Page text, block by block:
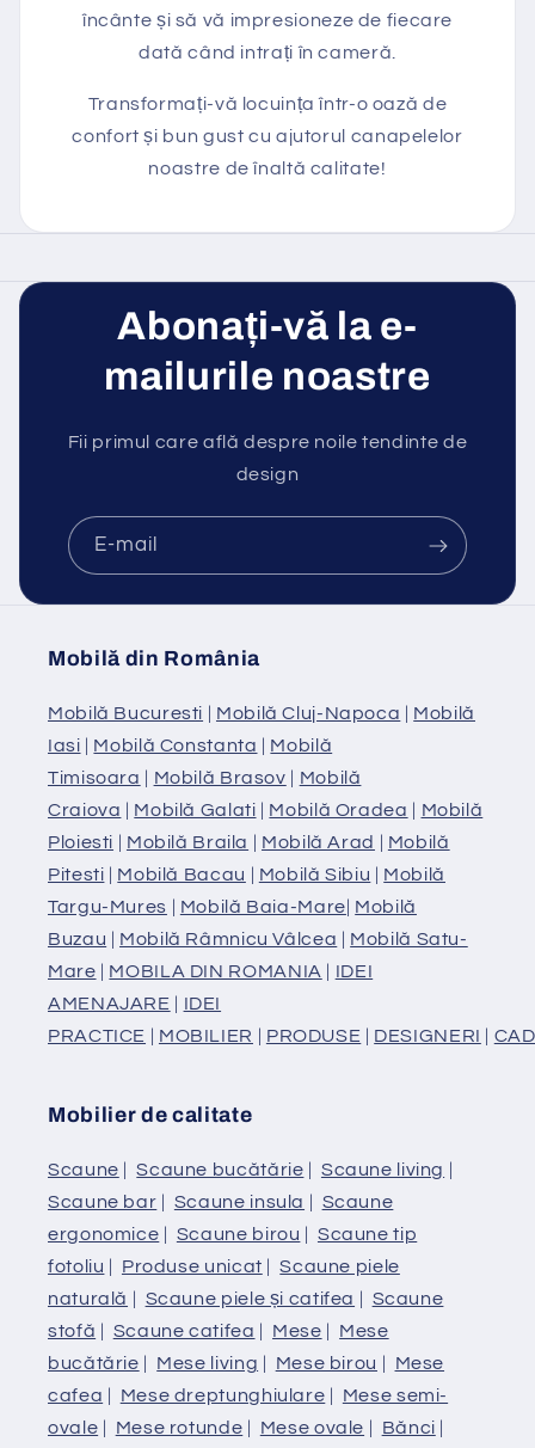
încânte și să vă impresioneze de fiecare
dată când intrați în cameră.
Transformați-vă locuința într-o oază de
confort și bun gust cu ajutorul canapelelor
noastre de înaltă calitate!
Abonați-vă la e-
mailurile noastre
Fii primul care află despre noile tendinte de
design
E-mail
Mobilă din România
Mobilă Bucuresti | Mobilă Cluj-Napoca | Mobilă
Iasi | Mobilă Constanta | Mobilă
Timisoara | Mobilă Brasov | Mobilă
Craiova | Mobilă Galati | Mobilă Oradea | Mobilă
Ploiesti | Mobilă Braila | Mobilă Arad | Mobilă
Pitesti | Mobilă Bacau | Mobilă Sibiu | Mobilă
Targu-Mures | Mobilă Baia-Mare| Mobilă
Buzau | Mobilă Râmnicu Vâlcea | Mobilă Satu-
Mare | MOBILA DIN ROMANIA | IDEI
AMENAJARE | IDEI
PRACTICE | MOBILIER | PRODUSE | DESIGNERI |
Mobilier de calitate
Scaune |Scaune bucătărie | Scaune living |
Scaune bar | Scaune insula | Scaune
ergonomice | Scaune birou | Scaune tip
fotoliu | Produse unicat |Scaune piele
naturală | Scaune piele și catifea | Scaune
stofă | Scaune catifea | Mese | Mese
bucătărie | Mese living | Mese birou | Mese
cafea | Mese dreptunghiulare | Mese semi-
ovale | Mese rotunde | Mese ovale | Bănci |